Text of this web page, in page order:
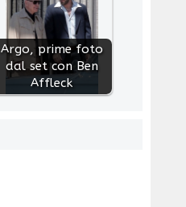
Argo, prime foto
dal set con Ben
Affleck